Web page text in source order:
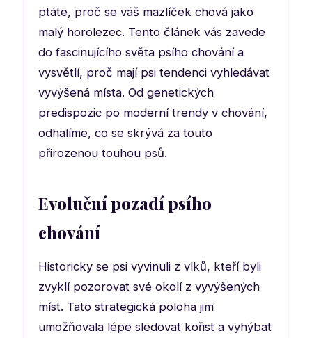
ptáte, proč se váš mazlíček chová jako
malý horolezec. Tento článek vás zavede
do fascinujícího světa psího chování a
vysvětlí, proč mají psi tendenci vyhledávat
vyvýšená místa. Od genetických
predispozic po moderní trendy v chování,
odhalíme, co se skrývá za touto
přirozenou touhou psů.
Evoluční pozadí psího
chování
Historicky se psi vyvinuli z vlků, kteří byli
zvyklí pozorovat své okolí z vyvýšených
míst. Tato strategická poloha jim
umožňovala lépe sledovat kořist a vyhýbat